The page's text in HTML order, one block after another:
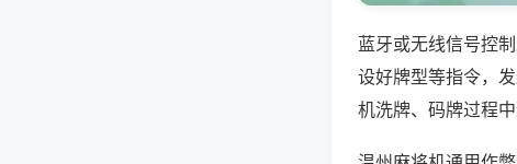
蓝牙或无线信号控
设好牌型等指令，
机洗牌、码牌过程